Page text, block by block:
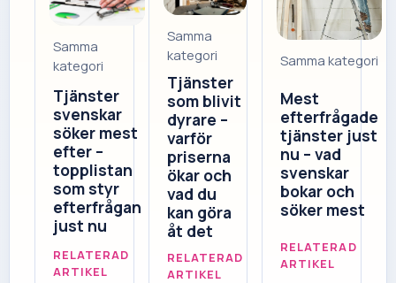
Samma
kategori
Tjänster
svenskar
söker mest
efter –
topplistan
som styr
efterfrågan
just nu
RELATERAD
ARTIKEL
Samma
kategori
Tjänster
som blivit
dyrare –
varför
priserna
ökar och
vad du
kan göra
åt det
RELATERAD
ARTIKEL
Samma kategori
Mest
efterfrågade
tjänster just
nu – vad
svenskar
bokar och
söker mest
RELATERAD
ARTIKEL